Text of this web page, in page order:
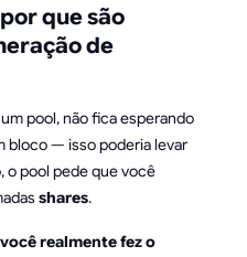
que são
de
pool, não fica esperando
bloco — isso poderia levar
o pool pede que você
shares.
realmente fez o